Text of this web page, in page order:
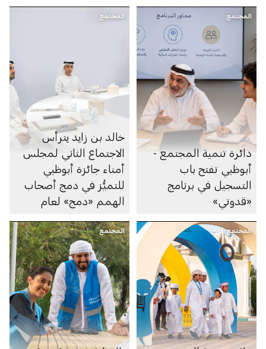
المجتمع
دائرة تنمية المجتمع -
أبوظبي تفتح باب
التسجيل في برنامج
«قدوتي»
المجتمع
خالد بن زايد يترأس
الاجتماع الثاني لمجلس
أمناء جائزة أبوظبي
للتميُّز في دمج أصحاب
الهمم «دمج» لعام
المجتمع المجتمع